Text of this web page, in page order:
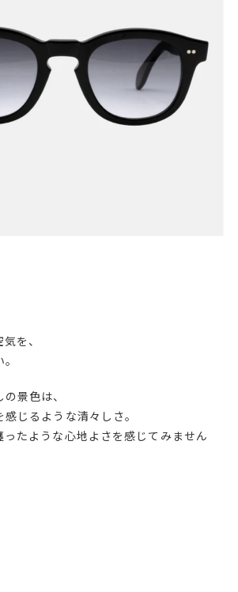
を、
景色は、
じるような清々しさ。
ったような心地よさを感じてみません